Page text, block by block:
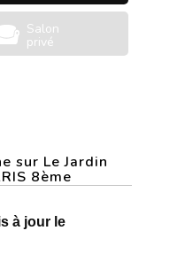
Salon
privé
sur Le Jardin
8ème
à jour le